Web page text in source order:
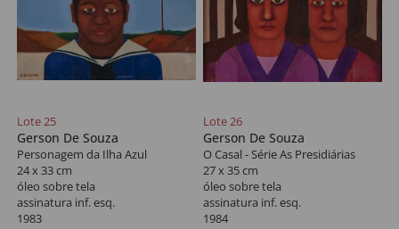
Lote 25
Gerson De Souza
Personagem da Ilha Azul
24 x 33 cm
óleo sobre tela
assinatura inf. esq.
1983
Lote 26
Gerson De Souza
O Casal - Série As Presidiárias
27 x 35 cm
óleo sobre tela
assinatura inf. esq.
1984